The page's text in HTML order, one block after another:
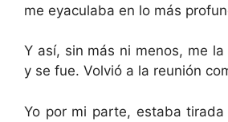
me eyaculaba en lo más
Y así, sin más ni menos, me
y se fue. Volvió a la reunión
Yo por mi parte, estaba